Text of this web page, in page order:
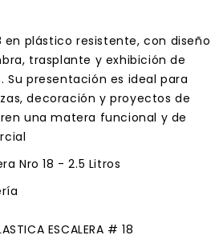
en plástico resistente, con diseño
trasplante y exhibición de
Su presentación es ideal para
decoración y proyectos de
una matera funcional y de
Nro 18 - 2.5 Litros
ESCALERA # 18